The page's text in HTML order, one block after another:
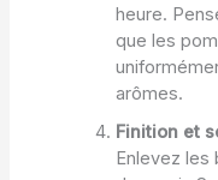
heure.
que les
arômes.
Finition et
Enlevez les